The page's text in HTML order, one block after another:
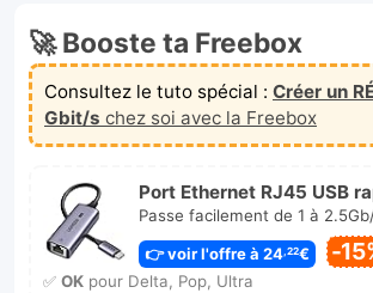
🚀 Booste ta Freebox
Consultez le tuto spécial : Créer un
Gbit/s chez soi avec la Freebox
Port Ethernet RJ45 USB
Passe facilement de 1 à
👉 voir l'offre à 24 ,22€ -
✅ OKpour Delta, Pop, Ultra